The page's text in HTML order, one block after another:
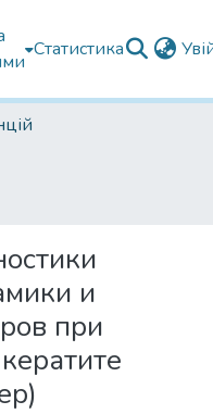
Статистика
и
при